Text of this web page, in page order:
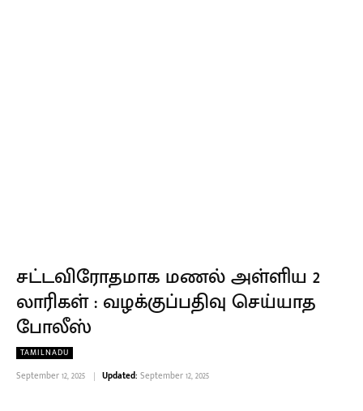
சட்டவிரோதமாக மணல் அள்ளிய 2
லாரிகள் : வழக்குப்பதிவு செய்யாத
போலீஸ்
TAMILNADU
September 12, 2025 Updated: September 12, 2025